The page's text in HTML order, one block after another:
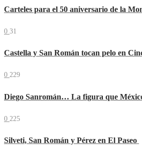
Carteles para el 50 aniversario de la
0 31
Castella y San Román tocan pelo en
0 229
Diego Sanromán… La figura que
0 225
Silveti, San Román y Pérez en El Paseo